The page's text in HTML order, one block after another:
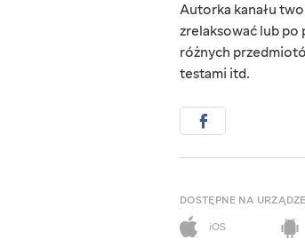
Autorka kanału
zrelaksować lub po
różnych
testami itd.
DOSTĘPNE NA
iOS